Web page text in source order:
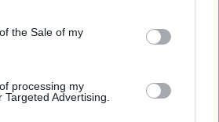
the Sale of my
processing my
Advertising.
R. Jančeris.
šios iniciatyvos, per karo
pat rėmė ukrainiečių
Lietuvoje, prisidėjo